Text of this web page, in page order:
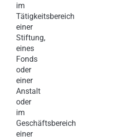
im
Tätigkeitsbereich
einer
Stiftung,
eines
Fonds
oder
einer
Anstalt
oder
im
Geschäftsbereich
einer